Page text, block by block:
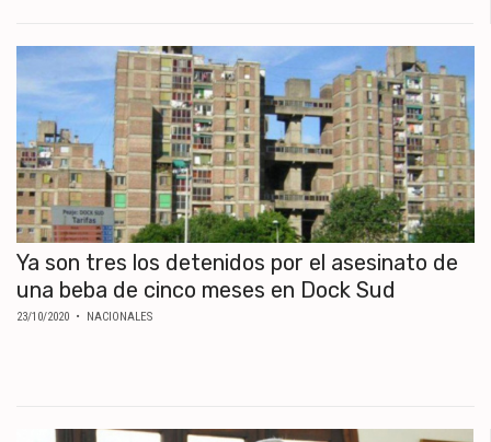
Ya son tres los detenidos por el asesinato de
una beba de cinco meses en Dock Sud
23/10/2020 • NACIONALES